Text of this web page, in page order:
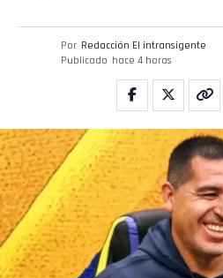
Por Redacción El intransigente
Publicado hace 4 horas